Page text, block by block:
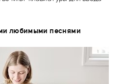
любимыми песнями